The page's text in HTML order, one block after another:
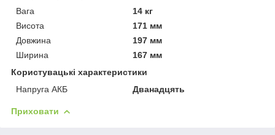
Вага
14 кг
Висота
171 мм
Довжина
197 мм
Ширина
167 мм
Користувацькі характеристики
Напруга АКБ
Дванадцять
Приховати